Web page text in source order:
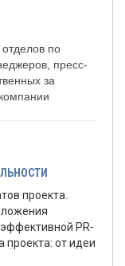
по
пресс-
за
проекта.
PR-
проекта: от идеи